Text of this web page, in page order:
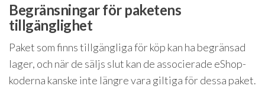
Begränsningar för paketens
tillgänglighet
Paket som finns tillgängliga för köp kan ha begränsad
lager, och när de säljs slut kan de associerade eShop-
koderna kanske inte längre vara giltiga för dessa paket.